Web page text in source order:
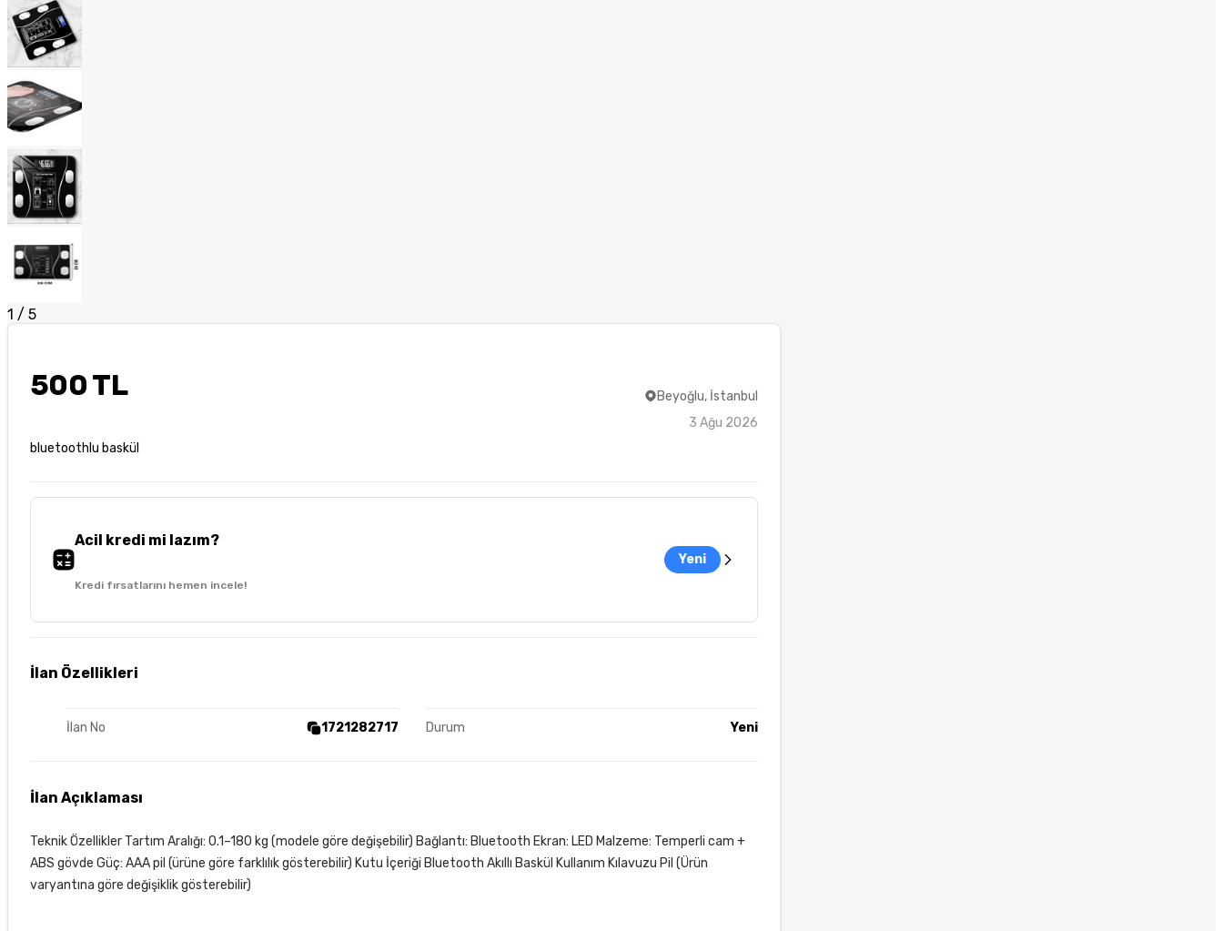
1 / 5
500 TL
bluetoothlu baskül
Beyoğlu, İstanbul
3 Ağu 2026
Acil kredi mi lazım?
Kredi fırsatlarını hemen incele!
Yeni
İlan Özellikleri
İlan No 1721282717 Durum Yeni
İlan Açıklaması
Teknik Özellikler Tartım Aralığı: 0.1–180 kg (modele göre değişebilir) Bağlantı: Bluetooth Ekran: LED Malzeme: Temperli cam +
ABS gövde Güç: AAA pil (ürüne göre farklılık gösterebilir) Kutu İçeriği Bluetooth Akıllı Baskül Kullanım Kılavuzu Pil (Ürün
varyantına göre değişiklik gösterebilir)